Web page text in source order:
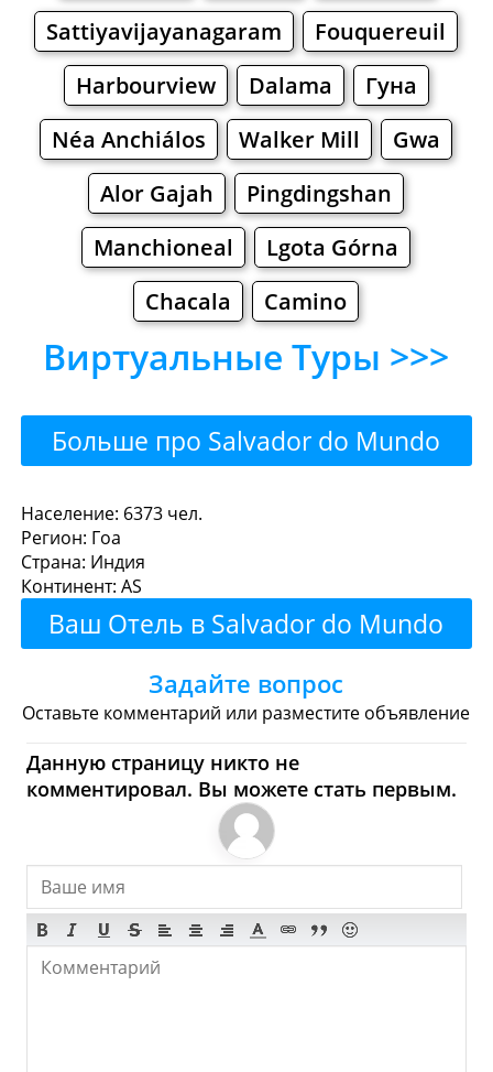
Sattiyavijayanagaram
Fouquereuil
Harbourview
Dalama
Гуна
Néa Anchiálos
Walker Mill
Gwa
Alor Gajah
Pingdingshan
Manchioneal
Lgota Górna
Chacala
Camino
Виртуальные Туры >>>
Больше про Salvador do Mundo
Salvador do Mundo - Где
поесть или перекусить?
Рестораны Кафе Бары
Пиво
Булочные
Супермаркеты
Торговые Центры
Salvador do Mundo - Где
купить? Магазины,
Шоппинг
Продукты
Булочные
Супермаркеты
Население: 6373 чел.
Регион: Гоа
Страна: Индия
Континент: AS
Ваш Отель в Salvador do Mundo
Здесь!
Задайте вопрос
Оставьте комментарий или разместите объявление
Данную страницу никто не
комментировал. Вы можете стать первым.